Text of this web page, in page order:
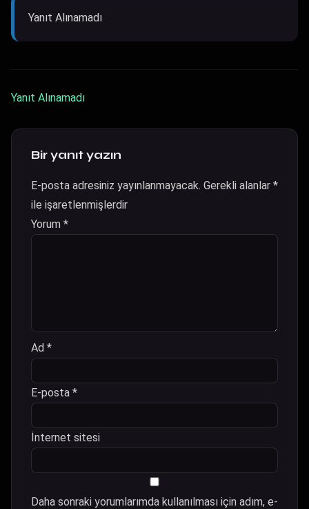
Yanıt Alınamadı
Yanıt Alınamadı
Bir yanıt yazın
E-posta adresiniz yayınlanmayacak. Gerekli alanlar *
ile işaretlenmişlerdir
Yorum *
Ad *
E-posta *
İnternet sitesi
Daha sonraki yorumlarımda kullanılması için adım, e-